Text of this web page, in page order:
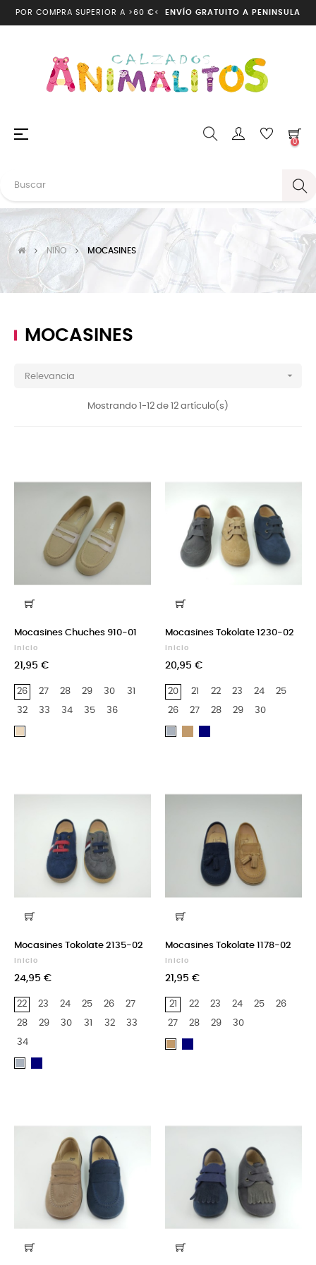
POR COMPRA SUPERIOR A >60 €< ENVÍO GRATUITO A PENINSULA
Navegación
☰
0
NIÑO MOCASINES
MOCASINES
Relevancia 
Mostrando 1-12 de 12 artículo(s)
Mocasines Chuches 910-01
Inicio
21,95 €
26 27 28 29 30 31
32 33 34 35 36
Mocasines Tokolate 1230-02
Inicio
20,95 €
20 21 22 23 24 25
26 27 28 29 30
Mocasines Tokolate 2135-02
Inicio
24,95 €
22 23 24 25 26 27
28 29 30 31 32 33
34
Mocasines Tokolate 1178-02
Inicio
21,95 €
21 22 23 24 25 26
27 28 29 30